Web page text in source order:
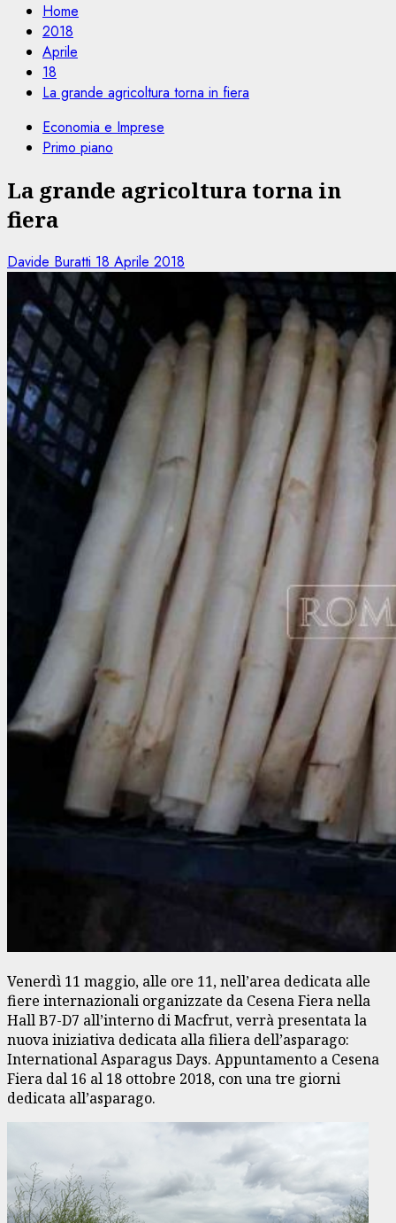
Home
2018
Aprile
18
La grande agricoltura torna in fiera
Economia e Imprese
Primo piano
La grande agricoltura torna in
fiera
Davide Buratti 18 Aprile 2018
Venerdì 11 maggio, alle ore 11, nell’area dedicata alle
fiere internazionali organizzate da Cesena Fiera nella
Hall B7-D7 all’interno di Macfrut, verrà presentata la
nuova iniziativa dedicata alla filiera dell’asparago:
International Asparagus Days. Appuntamento a Cesena
Fiera dal 16 al 18 ottobre 2018, con una tre giorni
dedicata all’asparago.